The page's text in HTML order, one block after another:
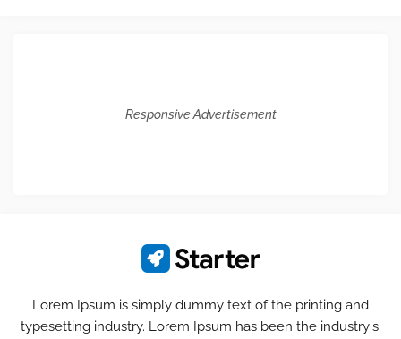
Responsive Advertisement
Lorem Ipsum is simply dummy text of the printing and
typesetting industry. Lorem Ipsum has been the industry's.